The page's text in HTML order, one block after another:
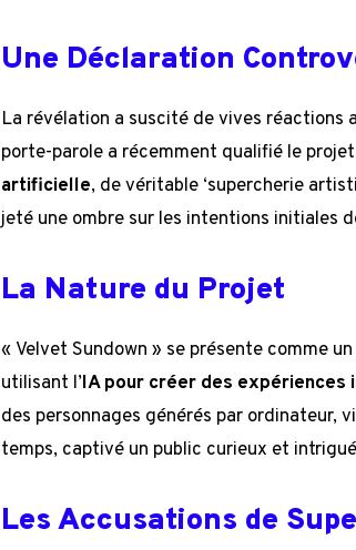
Une Déclaration
La révélation a suscité de vives réactions
porte-parole a récemment qualifié le
artificielle, de véritable ‘supercherie
jeté une ombre sur les intentions initiales
La Nature du Projet
« Velvet Sundown » se présente comme
utilisant l’IA pour créer des expériences
des personnages générés par ordinateur,
temps, captivé un public curieux et
Les Accusations de